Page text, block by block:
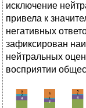
исключение
привела к
негативных
зафиксирован
нейтральных
восприятии